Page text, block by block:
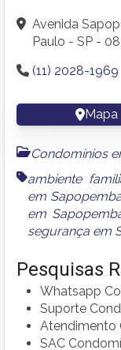
Avenida
Paulo - SP -
(11) 2028-1969
Mapa
Condomínios
ambiente
em
em
segurança em
Pesquisas
Whatsapp
Suporte
Atendimento
SAC